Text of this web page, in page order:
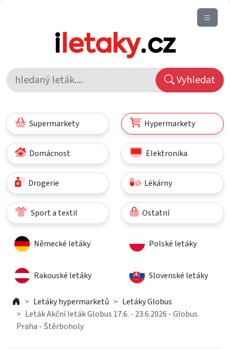
Vyhledat
Supermarkety Hypermarkety
Domácnost Elektronika
Drogerie Lékárny
Sport a textil Ostatní
Německé letáky Polské letáky
Rakouské letáky Slovenské letáky
Letáky hypermarketů
Letáky Globus
Leták Akční leták Globus 17.6. - 23.6.2026 - Globus
Praha - Štěrboholy